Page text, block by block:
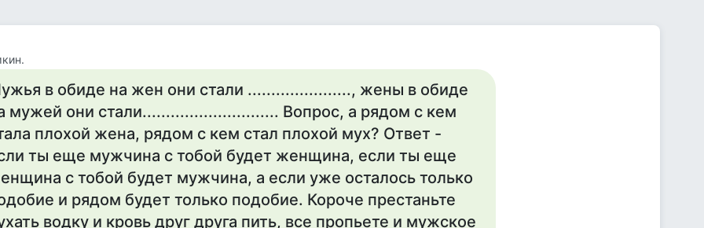
в обиде на жен они стали ......................, жены в обиде
мужей они стали............................. Вопрос, а рядом с кем
плохой жена, рядом с кем стал плохой мух? Ответ -
ты еще мужчина с тобой будет женщина, если ты еще
с тобой будет мужчина, а если уже осталось только
и рядом будет только подобие. Короче престаньте
водку и кровь друг друга пить, все пропьете и мужское